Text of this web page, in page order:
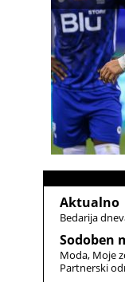
Aktualno
Bedarija
Sodoben
Moda Moje
Partnerski